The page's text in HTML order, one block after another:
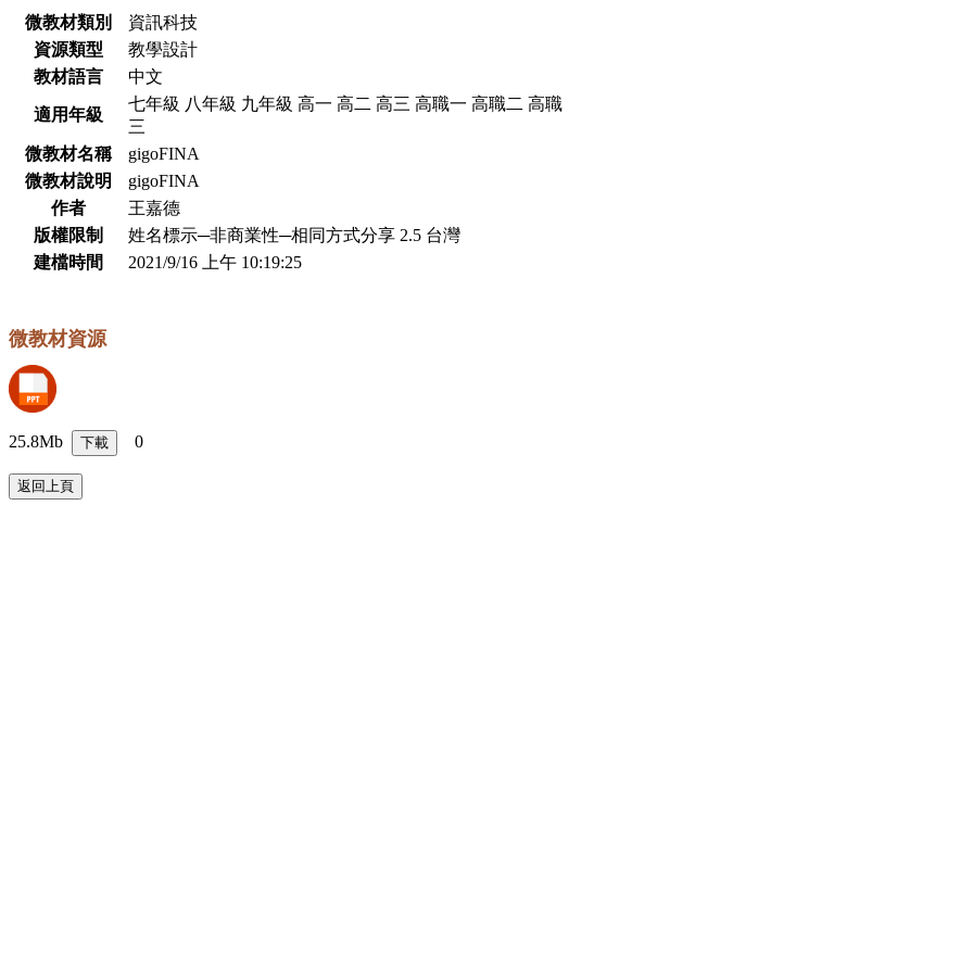
微教材類別
資訊科技
資源類型
教學設計
教材語言
中文
適用年級
七年級 八年級 九年級 高一 高二 高三 高職一 高職二 高職
三
微教材名稱
gigoFINA
微教材說明
gigoFINA
作者
王嘉德
版權限制
姓名標示─非商業性─相同方式分享 2.5 台灣
建檔時間
2021/9/16 上午 10:19:25
微教材資源
25.8Mb 下載 0
返回上頁